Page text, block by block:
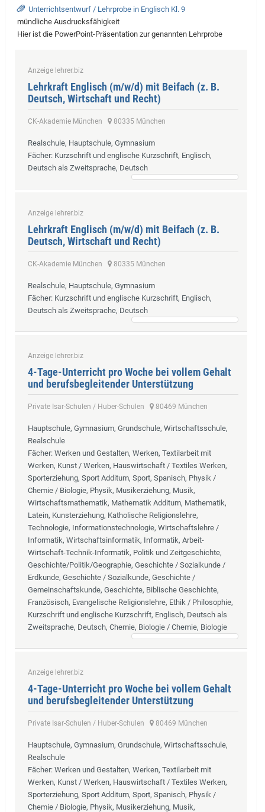
Unterrichtsentwurf / Lehrprobe in Englisch Kl. 9
mündliche Ausdrucksfähigkeit
Hier ist die PowerPoint-Präsentation zur genannten Lehrprobe
Anzeige lehrer.biz
Lehrkraft Englisch (m/w/d) mit Beifach (z. B.
Deutsch, Wirtschaft und Recht)
CK-Akademie München 80335 München
Realschule, Hauptschule, Gymnasium
Fächer: Kurzschrift und englische Kurzschrift, Englisch,
Deutsch als Zweitsprache, Deutsch
Anzeige lehrer.biz
Lehrkraft Englisch (m/w/d) mit Beifach (z. B.
Deutsch, Wirtschaft und Recht)
CK-Akademie München 80335 München
Realschule, Hauptschule, Gymnasium
Fächer: Kurzschrift und englische Kurzschrift, Englisch,
Deutsch als Zweitsprache, Deutsch
Anzeige lehrer.biz
4-Tage-Unterricht pro Woche bei vollem Gehalt
und berufsbegleitender Unterstützung
Private Isar-Schulen / Huber-Schulen 80469 München
Hauptschule, Gymnasium, Grundschule, Wirtschaftsschule,
Realschule
Fächer: Werken und Gestalten, Werken, Textilarbeit mit
Werken, Kunst / Werken, Hauswirtschaft / Textiles Werken,
Sporterziehung, Sport Additum, Sport, Spanisch, Physik /
Chemie / Biologie, Physik, Musikerziehung, Musik,
Wirtschaftsmathematik, Mathematik Additum, Mathematik,
Latein, Kunsterziehung, Katholische Religionslehre,
Technologie, Informationstechnologie, Wirtschaftslehre /
Informatik, Wirtschaftsinformatik, Informatik, Arbeit-
Wirtschaft-Technik-Informatik, Politik und Zeitgeschichte,
Geschichte/Politik/Geographie, Geschichte / Sozialkunde /
Erdkunde, Geschichte / Sozialkunde, Geschichte /
Gemeinschaftskunde, Geschichte, Biblische Geschichte,
Französisch, Evangelische Religionslehre, Ethik / Philosophie,
Kurzschrift und englische Kurzschrift, Englisch, Deutsch als
Zweitsprache, Deutsch, Chemie, Biologie / Chemie, Biologie
Anzeige lehrer.biz
4-Tage-Unterricht pro Woche bei vollem Gehalt
und berufsbegleitender Unterstützung
Private Isar-Schulen / Huber-Schulen 80469 München
Hauptschule, Gymnasium, Grundschule, Wirtschaftsschule,
Realschule
Fächer: Werken und Gestalten, Werken, Textilarbeit mit
Werken, Kunst / Werken, Hauswirtschaft / Textiles Werken,
Sporterziehung, Sport Additum, Sport, Spanisch, Physik /
Chemie / Biologie, Physik, Musikerziehung, Musik,